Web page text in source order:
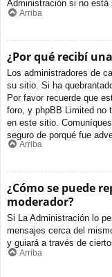
Administración si no está
Arriba
¿Por qué recibí
Los administradores de
su sitio. Si ha
Por favor recuerde que
foro, y phpBB Limited no
en este sitio.
seguro de porqué fue
Arriba
¿Cómo se puede
moderador?
Si La Administración lo
mensajes cerca del
y guiará a través de
Arriba